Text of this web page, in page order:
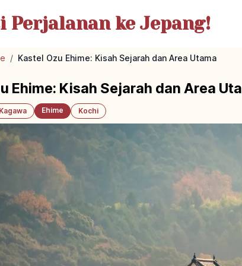
Perjalananke Jepang!
/ Kastel Ozu Ehime: Kisah Sejarah dan Area Utama
Ehime: Kisah Sejarah dan Area
Kagawa Ehime Kochi